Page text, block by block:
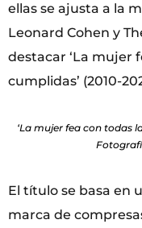
ellas se ajusta a la
Leonard Cohen y
destacar ‘La mujer
cumplidas’ (2010-
‘La mujer fea con todas
El título se basa en
marca de